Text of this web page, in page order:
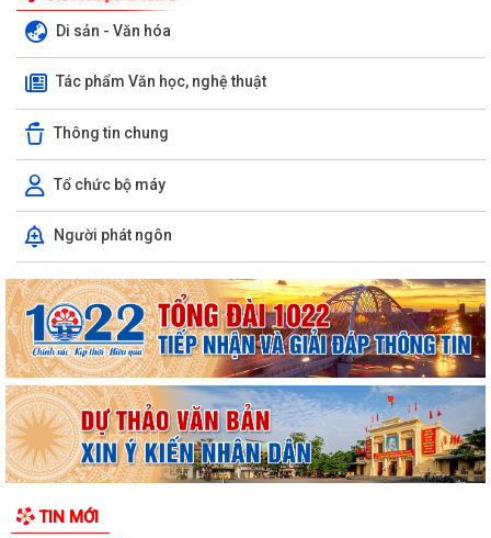
Di sản - Văn hóa
Tác phẩm Văn học, nghệ thuật
Thông tin chung
Tổ chức bộ máy
Người phát ngôn
TIN MỚI
đồng nhân dân thành phố đối với...
Về việc danh mục TTHC đã cung cấp DVCTT và TTHC chưa đủ điều
kiện cung cấp DVCTT trên Cổng Dịch vụ...
Xã Bình Giang tổ chức lấy mẫu ADN tại các phần mộ liệt sĩ chưa xác
định được thông tin
Công khai Nghị Quyết quy định về lệ phí đăng ký kinh doanh trên địa
bàn thành phố Hải Phòng
bị bãi bỏ thuộc phạm vi chức...